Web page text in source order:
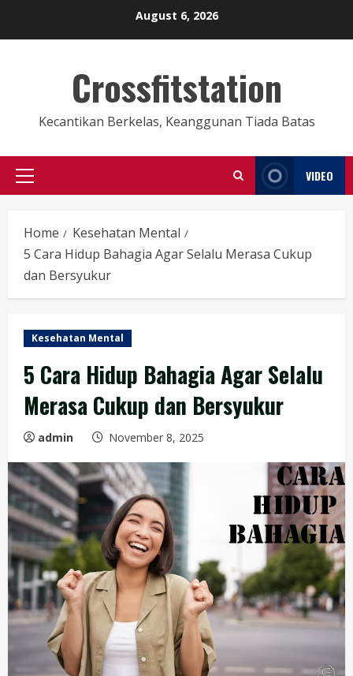
August 6, 2026
Crossfitstation
Kecantikan Berkelas, Keanggunan Tiada Batas
Primary
VIDEO
Home
Kesehatan Mental
5 Cara Hidup Bahagia Agar Selalu Merasa Cukup
dan Bersyukur
Kesehatan Mental
5 Cara Hidup Bahagia Agar Selalu
Merasa Cukup dan Bersyukur
admin November 8, 2025